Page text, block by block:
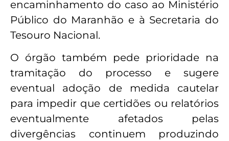
encaminhamento do caso ao Ministério
Público do Maranhão e à Secretaria do
Tesouro Nacional.
O órgão também pede prioridade na
tramitação do processo e sugere
eventual adoção de medida cautelar
para impedir que certidões ou relatórios
eventualmente afetados pelas
divergências continuem produzindo